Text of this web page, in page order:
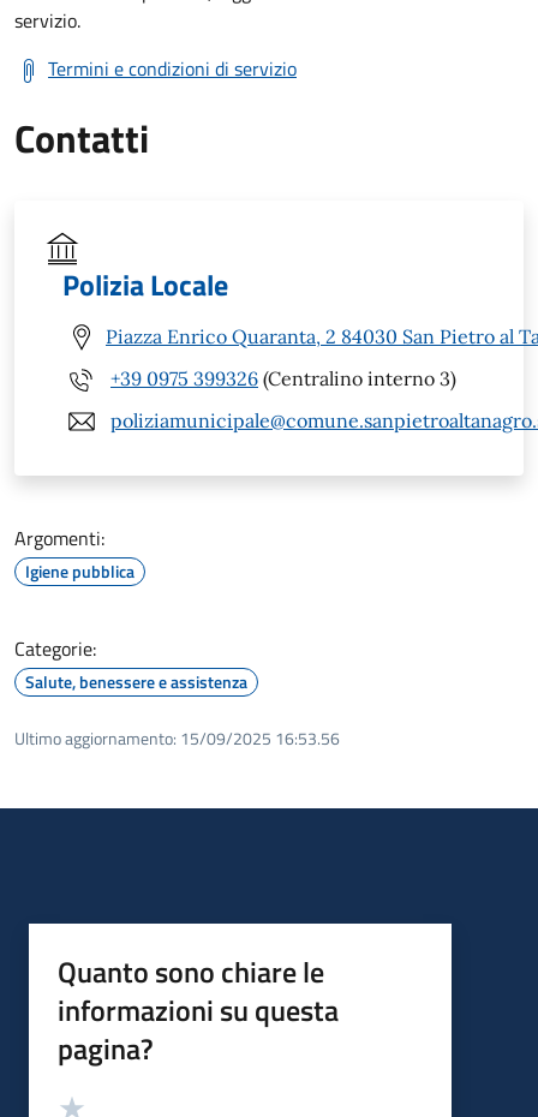
servizio.
Termini e condizioni di servizio
Contatti
Polizia Locale
Piazza Enrico Quaranta, 2 84030 San Pietro al
+39 0975 399326 (Centralino interno 3)
Argomenti:
Igiene pubblica
Categorie:
Salute, benessere e assistenza
Ultimo aggiornamento: 15/09/2025 16:53.56
Quanto sono chiare le
informazioni su questa
pagina?
Valutazione